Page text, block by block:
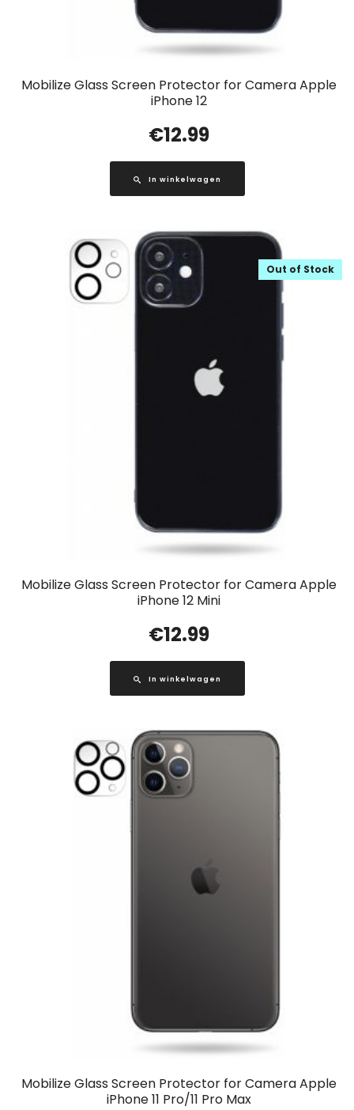
Mobilize Glass Screen Protector for Camera Apple
iPhone 12
€12.99
In winkelwagen
Mobilize Glass Screen Protector for Camera Apple
iPhone 12 Mini
Out of Stock
€12.99
In winkelwagen
Mobilize Glass Screen Protector for Camera Apple
iPhone 11 Pro/11 Pro Max